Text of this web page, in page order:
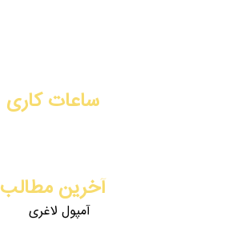
ساعات کاری
آخرین مطالب